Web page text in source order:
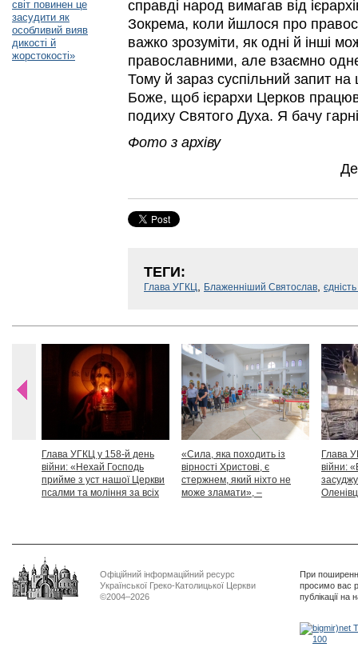
світ повинен це
засудити як
особливий вияв
дикості й
жорстокості»
справді народ вимагав від
Зокрема, коли йшлося про
важко зрозуміти, як одні й інші
православними, але взаємно
Тому й зараз суспільний запит на
Боже, щоб ієрархи Церков
подиху Святого Духа. Я бачу
Фото з архіву
ТЕГИ:
Глава УГКЦ, Блаженніший Святослав,
Глава УГКЦ у 158-й день
війни: «Нехай Господь
прийме з уст нашої Церкви
псалми та моління за всіх
«Сила, яка походить із
вірності Христові, є
стержнем, який ніхто не
може зламати», –
Глава
війни:
Офіційний інформаційний ресурс
Української Греко-Католицької Церкви
©2004–2026
При
просимо вас
публікації на